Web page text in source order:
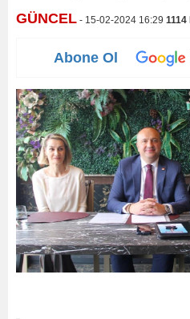
GÜNCEL - 15-02-2024 16:29 1114
Abone Ol